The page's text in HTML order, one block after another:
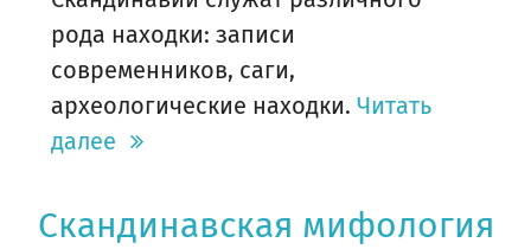
рода находки: записи
современников, саги,
археологические находки. Читать
далее
Скандинавская мифология